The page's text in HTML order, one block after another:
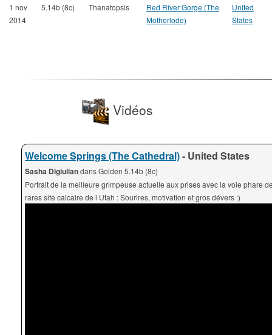
1 nov
2014
5.14b (8c) Thanatopsis
Red River Gorge (The
Motherlode)
United
States
Vidéos
Welcome Springs (The Cathedral)- United States
Sasha Digiuliandans Golden 5.14b (8c)
Portrait de la meilleure grimpeuse actuelle aux prises avec la voie phare
rares site calcaire de l Utah : Sourires, motivation et gros dévers :)